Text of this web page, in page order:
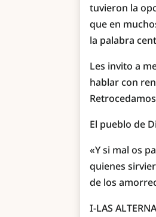
tuvieron la
que en
la palabra
Les invito a
hablar con
El pueblo de
«Y si mal os
quienes
de los
I-LAS